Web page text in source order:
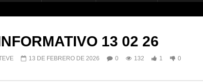
13 02 26
13 DE FEBRERO DE 2026 0 132 1 0